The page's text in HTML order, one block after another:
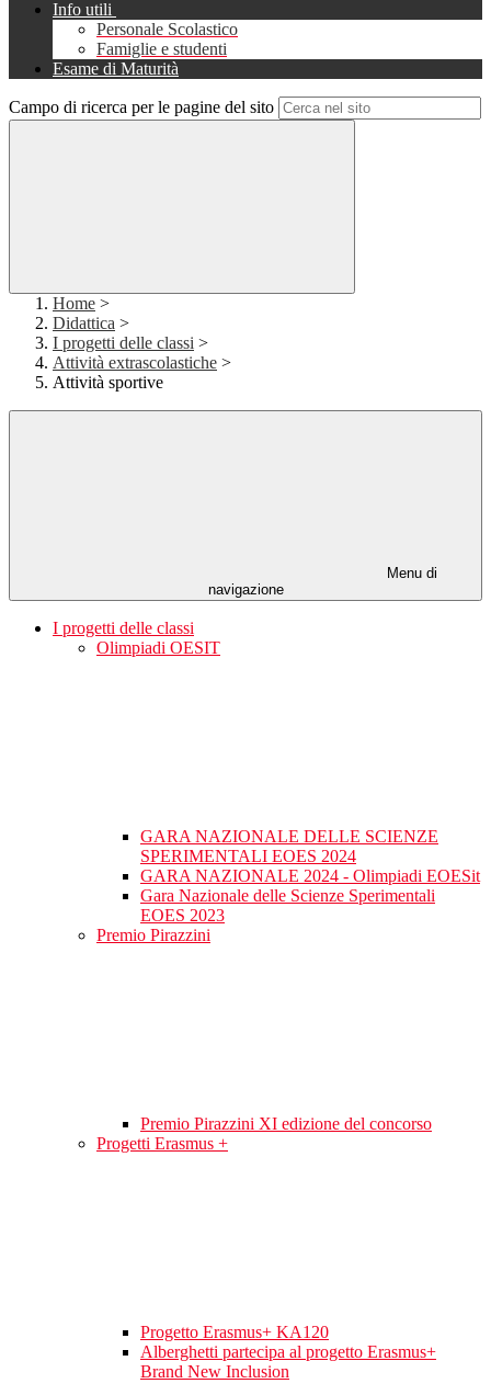
Info utili
Personale Scolastico
Famiglie e studenti
Esame di Maturità
Campo di ricerca per le pagine del sito
Home >
Didattica >
I progetti delle classi >
Attività extrascolastiche >
Attività sportive
Menu di
navigazione
I progetti delle classi
Olimpiadi OESIT
GARA NAZIONALE DELLE SCIENZE
SPERIMENTALI EOES 2024
GARA NAZIONALE 2024 - Olimpiadi EOESit
Gara Nazionale delle Scienze Sperimentali
EOES 2023
Premio Pirazzini
Premio Pirazzini XI edizione del concorso
Progetti Erasmus +
Progetto Erasmus+ KA120
Alberghetti partecipa al progetto Erasmus+
Brand New Inclusion